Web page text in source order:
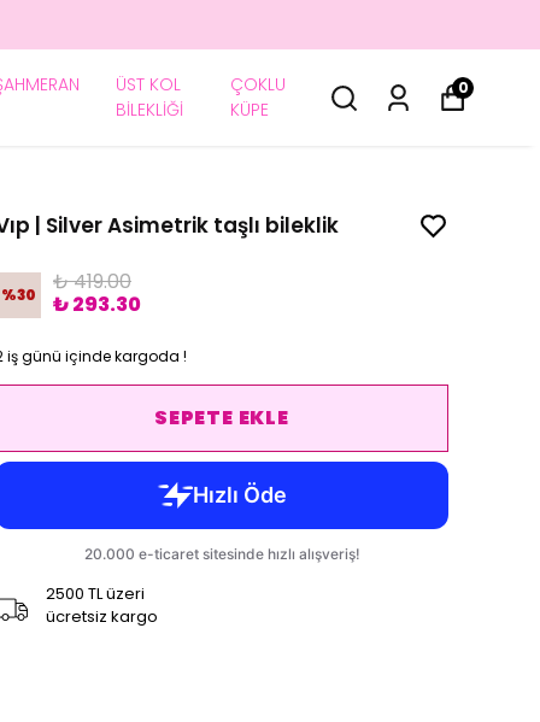
ÜST KOL
BİLEKLİĞİ
ÇOKLU
KÜPE
0
| Silver Asimetrik taşlı bileklik
%30
₺ 419.00
₺ 293.30
iş günü içinde kargoda !
SEPETE EKLE
2500 TL üzeri
ücretsiz kargo